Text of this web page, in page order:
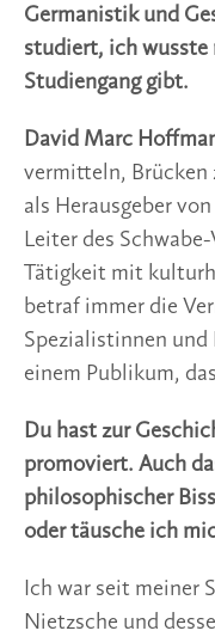
Germanistik und
studiert, ich wusste
Studiengang gibt.
David Marc
vermitteln, Brücken
als Herausgeber
Leiter des
Tätigkeit mit
betraf immer die
Spezialistinnen und
einem Publikum,
Du hast zur
promoviert. Auch
philosophischer
oder täusche ich
Ich war seit meiner
Nietzsche und